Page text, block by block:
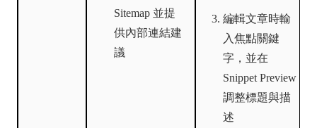
Sitemap 並提
供內部連結建
議
編輯文章時輸
入焦點關鍵
字，並在
Snippet Preview
調整標題與描
述